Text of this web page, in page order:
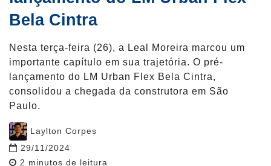
Bela Cintra
Nesta terça-feira (26), a Leal Moreira marcou um
importante capítulo em sua trajetória. O pré-
lançamento do LM Urban Flex Bela Cintra,
consolidou a chegada da construtora em São
Paulo.
Post
author
Laylton Corpes
29/11/2024
Reading
2 minutos de leitura